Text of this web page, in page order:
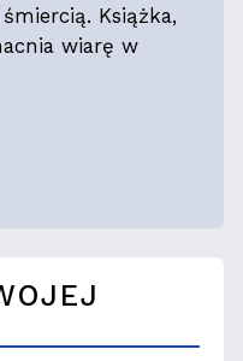
Książka,
wiarę w